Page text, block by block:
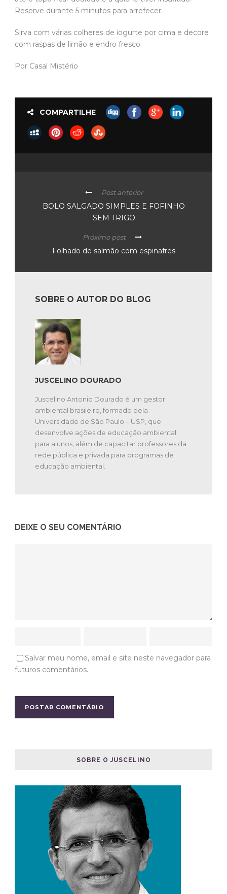
Reserve durante 5 minutos para arrefecer.
Sirva com várias colheres de iogurte por cima e decore
com raspas de limão e endro fresco.
Por Casal Mistério
COMPARTILHE
Post anterior
BOLO SALGADO SIMPLES E FOFINHO
SEM TRIGO
Próximo post
Folhado de salmão com espinafres
SOBRE O AUTOR DO BLOG
JUSCELINO DOURADO
Juscelino Antonio Dourado é um gestor
ambiental brasileiro, formado pela
Universidade de São Paulo – USP, que
desenvolve ações de educação ambiental
para alunos, além de capacitar professores da
rede pública e privada para programas de
educação ambiental.
DEIXE O SEU COMENTÁRIO
Salvar meu nome, email e site neste navegador para
futuros comentários.
SOBRE O JUSCELINO